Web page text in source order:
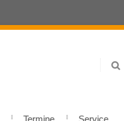
Termine Service